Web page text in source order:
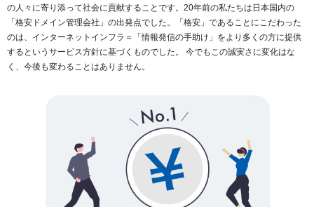
の人々に寄り添って社会に貢献することです。20年前の私たちは日本国内の
「格安ドメイン管理会社」の出発点でした。「格安」であることにこだわった
のは、インターネットインフラ＝「情報発信の手助け」をより多くの方に提供
するというサービス方針に基づくものでした。 今でもこの誠実さに変化はな
く、今後も変わることはありません。